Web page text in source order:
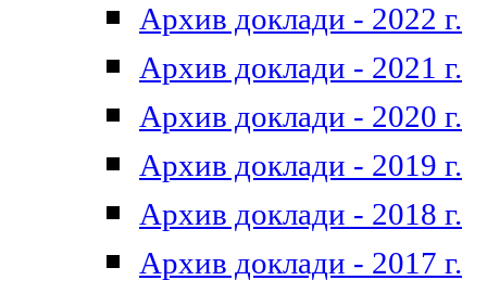
Архив доклади - 2022 г.
Архив доклади - 2021 г.
Архив доклади - 2020 г.
Архив доклади - 2019 г.
Архив доклади - 2018 г.
Архив доклади - 2017 г.